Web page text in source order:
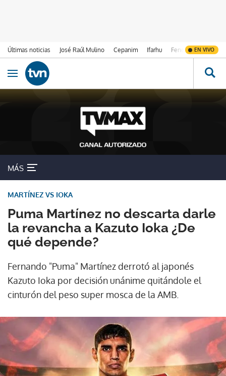
Últimas noticias José Raúl Mulino Cepanim Ifarhu Fenómeno de El
EN VIVO
Ir al contenido
Obrir navegació
MÁS
Puma Martínez no descarta darle
la revancha a Kazuto Ioka ¿De
qué depende?
MARTÍNEZ VS IOKA
Fernando "Puma" Martínez derrotó al japonés
Kazuto Ioka por decisión unánime quitándole el
cinturón del peso super mosca de la AMB.